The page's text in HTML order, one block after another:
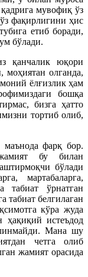
мувофиқ ўз
фақирлигини ҳис
етиб боради,
бўлади.
қанчалик юқори
моҳиятан олганда,
ёлғизлик ҳам
бошқа
бизга ҳатто
тортиб олиб,
маънода фарқ бор.
бу билан
бўлади
мартабаларга,
табиат ўрнатган
табиат белгилаган
кўра жуда
ҳақиқий истеъдод
Мана шу
четга олиб
жамият орасида